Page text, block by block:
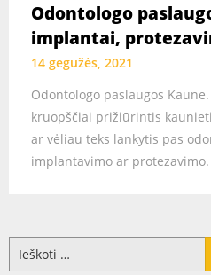
Odontologo
implantai,
14 gegužės, 2021
Odontologo paslaugos
kruopščiai prižiūrintis
ar vėliau teks lankytis pas
implantavimo ar
Ieškoti: